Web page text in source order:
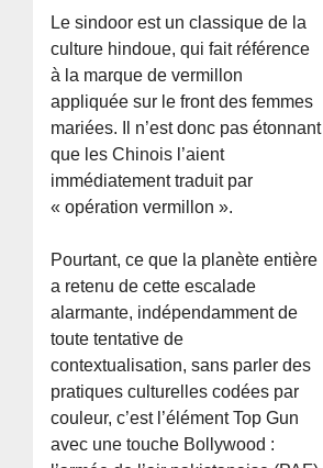
Le sindoor est un classique de la
culture hindoue, qui fait référence
à la marque de vermillon
appliquée sur le front des femmes
mariées. Il n’est donc pas étonnant
que les Chinois l’aient
immédiatement traduit par
« opération vermillon ».
Pourtant, ce que la planète entière
a retenu de cette escalade
alarmante, indépendamment de
toute tentative de
contextualisation, sans parler des
pratiques culturelles codées par
couleur, c’est l’élément Top Gun
avec une touche Bollywood :